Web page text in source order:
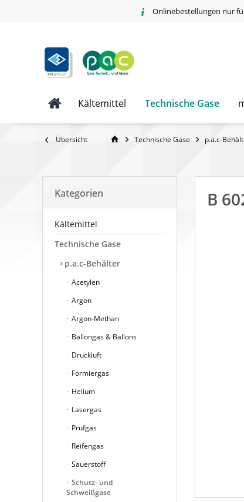
Onlinebestellungen nur
Kältemittel Technische Gase
Übersicht Technische Gase p.a.c-
Kategorien
Kältemittel
Technische Gase
p.a.c-Behälter
Acetylen
Argon
Argon-Methan
Ballongas & Ballons
Druckluft
Formiergas
Helium
Lasergas
Prüfgas
Reifengas
Sauerstoff
Schutz- und
Schweißgase
B